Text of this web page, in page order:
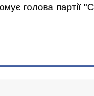
голова партії